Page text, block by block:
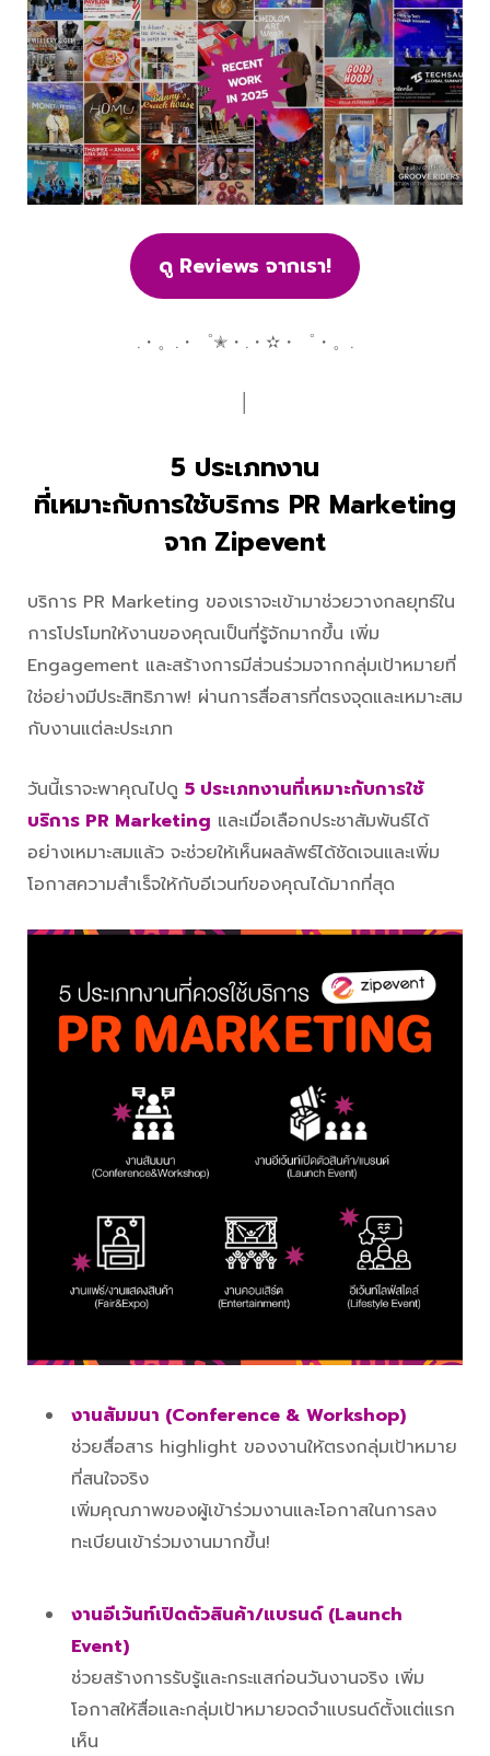
ดู Reviews จากเรา!
.・。.・゜✭・.・✫・゜・。.
5 ประเภทงาน
ที่เหมาะกับการใช้บริการ PR Marketing
จาก Zipevent
บริการ PR Marketing ของเราจะเข้ามาช่วยวางกลยุทธ์ใน
การโปรโมทให้งานของคุณเป็นที่รู้จักมากขึ้น เพิ่ม
Engagement และสร้างการมีส่วนร่วมจากกลุ่มเป้าหมายที่
ใช่อย่างมีประสิทธิภาพ! ผ่านการสื่อสารที่ตรงจุดและเหมาะสม
กับงานแต่ละประเภท
วันนี้เราจะพาคุณไปดู 5 ประเภทงานที่เหมาะกับการใช้
บริการ PR Marketing และเมื่อเลือกประชาสัมพันธ์ได้
อย่างเหมาะสมแล้ว จะช่วยให้เห็นผลลัพธ์ได้ชัดเจนและเพิ่ม
โอกาสความสำเร็จให้กับอีเวนท์ของคุณได้มากที่สุด
งานสัมมนา (Conference & Workshop)
ช่วยสื่อสาร highlight ของงานให้ตรงกลุ่มเป้าหมาย
ที่สนใจจริง
เพิ่มคุณภาพของผู้เข้าร่วมงานและโอกาสในการลง
ทะเบียนเข้าร่วมงานมากขึ้น!
งานอีเว้นท์เปิดตัวสินค้า/แบรนด์ (Launch
Event)
ช่วยสร้างการรับรู้และกระแสก่อนวันงานจริง เพิ่ม
โอกาสให้สื่อและกลุ่มเป้าหมายจดจำแบรนด์ตั้งแต่แรก
เห็น